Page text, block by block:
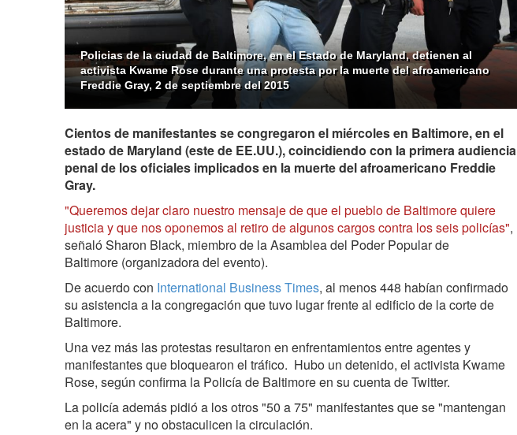
Policias de la ciudad de Baltimore, en el Estado de Maryland, detienen al
activista Kwame Rose durante una protesta por la muerte del afroamericano
Freddie Gray, 2 de septiembre del 2015
Cientos de manifestantes se congregaron el miércoles en Baltimore, en el
estado de Maryland (este de EE.UU.), coincidiendo con la primera audiencia
penal de los oficiales implicados en la muerte del afroamericano Freddie
Gray.
"Queremos dejar claro nuestro mensaje de que el pueblo de Baltimore quiere
justicia y que nos oponemos al retiro de algunos cargos contra los seis policías",
señaló Sharon Black, miembro de la Asamblea del Poder Popular de
Baltimore (organizadora del evento).
De acuerdo con International Business Times, al menos 448 habían confirmado
su asistencia a la congregación que tuvo lugar frente al edificio de la corte de
Baltimore.
Una vez más las protestas resultaron en enfrentamientos entre agentes y
manifestantes que bloquearon el tráfico. Hubo un detenido, el activista Kwame
Rose, según confirma la Policía de Baltimore en su cuenta de Twitter.
La policía además pidió a los otros "50 a 75" manifestantes que se "mantengan
en la acera" y no obstaculicen la circulación.